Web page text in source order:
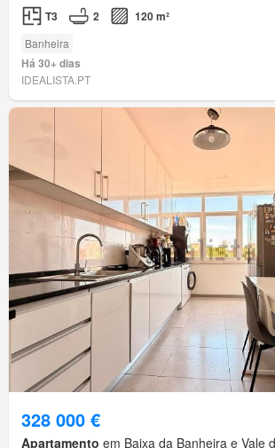
T3 2 120 m²
Banheira
Há 30+ dias
IDEALISTA.PT
328 000 €
Apartamento em Baixa da Banheira e Vale